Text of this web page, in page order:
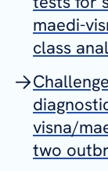
maedi-
class
visna/
two